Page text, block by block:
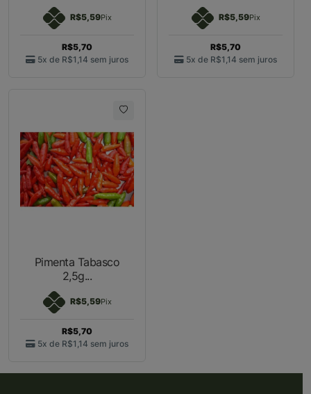
R$5,59Pix
R$5,70
5x de R$1,14 sem juros
R$5,59Pix
R$5,70
5x de R$1,14 sem juros
Pimenta Tabasco
2,5g...
R$5,59Pix
R$5,70
5x de R$1,14 sem juros